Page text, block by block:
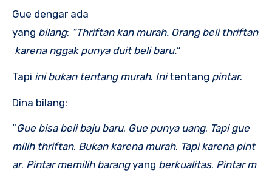
Gue dengar ada
yang bilang: “Thriftan kan murah. Orang beli thriftan
karena nggak punya duit beli baru.“
Tapi ini bukan tentang murah. Initentang pintar.
Dina bilang:
“Gue bisa beli baju baru. Gue punya uang. Tapi gue
milih thriftan. Bukan karena murah. Tapi karena pint
ar. Pintar memilih barangyang berkualitas. Pintar m